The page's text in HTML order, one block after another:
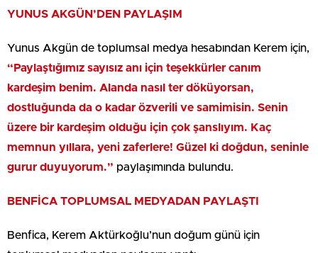
YUNUS AKGÜN’DEN PAYLAŞIM
Yunus Akgün de toplumsal medya hesabından Kerem için,
“Paylaştığımız sayısız anı için teşekkürler canım
kardeşim benim. Alanda nasıl ter döküyorsan,
dostluğunda da o kadar özverili ve samimisin. Senin
üzere bir kardeşim olduğu için çok şanslıyım. Kaç
memnun yıllara, yeni zaferlere! Güzel ki doğdun, seninle
gurur duyuyorum.” paylaşımında bulundu.
BENFİCA TOPLUMSAL MEDYADAN PAYLAŞTI
Benfica, Kerem Aktürkoğlu’nun doğum günü için